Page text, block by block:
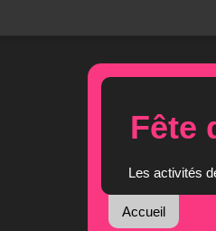
Fête
Les activités
Accueil